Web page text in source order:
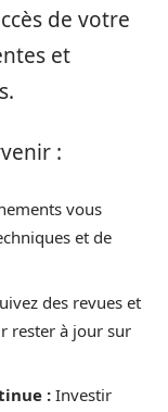
de votre
et
:
vous
et de
des revues et
rester à jour sur
: Investir